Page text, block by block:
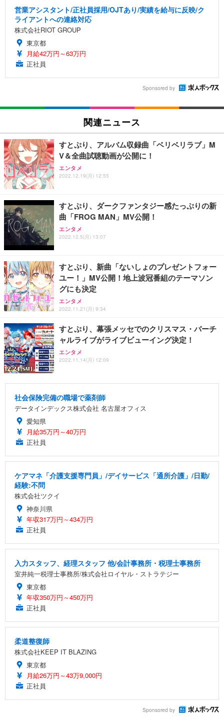
営業アシスタント/正社員採用/OJTあり/実績を給与に反映/ク
ライアントへの連絡対応
株式会社RIOT GROUP
東京都
月給42万円～63万円
正社員
Sponsored by
関連ニュース
すとぷり、アルバム収録曲「ベリベリラブ」M
V＆全曲試聴動画が公開に！
エンタメ
2022.12.19(月) 12:55
すとぷり、ダークファンタジー感たっぷりの新
曲「FROG MAN」MV公開！
エンタメ
2022.12.5(月) 13:07
すとぷり、新曲「ないしょのプレゼントフォー
ユー！」MV公開！地上波冠番組のテーマソン
グにも決定
エンタメ
2022.11.21(月) 9:34
すとぷり、幕張メッセでのクリスマス・バーチ
ャルライブがライブビューイング決定！
エンタメ
2022.11.14(月) 12:09
社会保険完備の職場で薬剤師
データインデックス株式会社 名古屋オフィス
愛知県
月給35万円～40万円
正社員
ケアマネ「介護支援専門員」/デイサービス「通所介護」/日勤/
経験:不問
株式会社ツクイ
神奈川県
年収317万円～434万円
正社員
入力スタッフ、経理スタッフ 他/会計事務所・税理士事務所
室井純一税理士事務所/株式会社ロイヤル・ストラテジー
東京都
年収350万円～450万円
正社員
柔道整復師
株式会社KEEP IT BLAZING
東京都
月給26万円～43万9,000円
正社員
Sponsored by